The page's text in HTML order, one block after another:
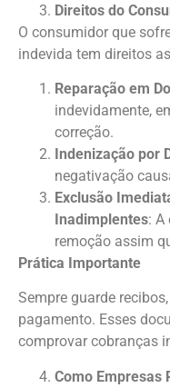
Direitos do
O consumidor que
indevida tem direitos
Reparação em
indevidamente,
correção.
Indenização por
negativação
Exclusão
Inadimplentes: A
remoção assim
Prática Importante
Sempre guarde
pagamento. Esses
comprovar cobranças
Como Empresas